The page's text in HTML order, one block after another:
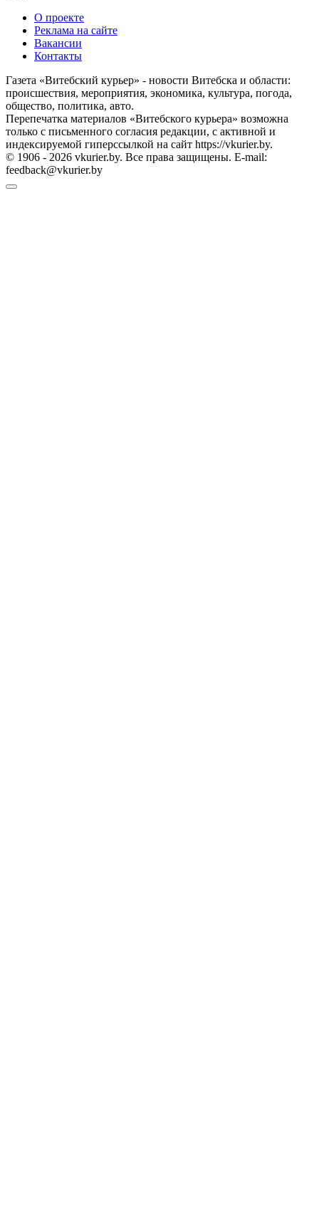
О проекте
Реклама на сайте
Вакансии
Контакты
Газета «Витебский курьер» - новости Витебска и области:
происшествия, мероприятия, экономика, культура, погода,
общество, политика, авто.
Перепечатка материалов «Витебского курьера» возможна
только с письменного согласия редакции, с активной и
индексируемой гиперссылкой на сайт https://vkurier.by.
© 1906 - 2026 vkurier.by. Все права защищены. E-mail:
feedback@vkurier.by